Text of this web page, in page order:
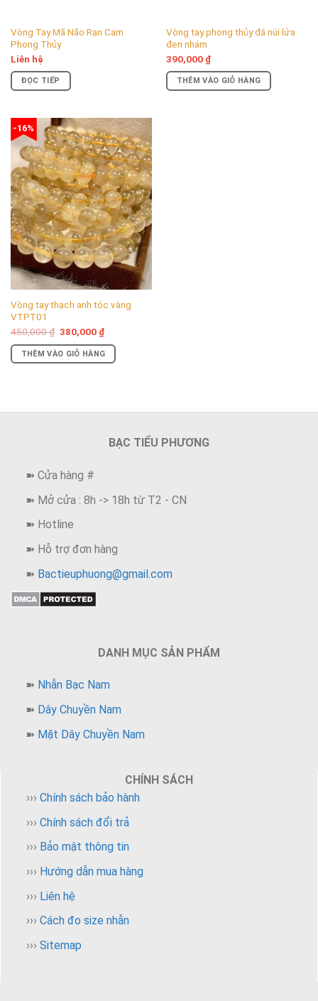
Vòng Tay Mã Não Rạn Cam
Phong Thủy
Liên hệ
ĐỌC TIẾP
Vòng tay phong thủy đá núi lửa
đen nhám
390,000 ₫
THÊM VÀO GIỎ HÀNG
-16%
Vòng tay thạch anh tóc vàng
VTPT01
450,000₫ Giá
là:
450,000 ₫.
380,000 ₫Giá
hiện
tại
là:
THÊM VÀO GIỎ HÀNG
BẠC TIỂU PHƯƠNG
➽ Cửa hàng #
➽ Mở cửa : 8h -> 18h từ T2 - CN
➽ Hotline
➽ Hỗ trợ đơn hàng
➽ Bactieuphuong@gmail.com
DANH MỤC SẢN PHẨM
➽ Nhẫn Bạc Nam
➽ Dây Chuyền Nam
➽ Mặt Dây Chuyền Nam
CHÍNH SÁCH
››› Chính sách bảo hành
››› Chính sách đổi trả
››› Bảo mật thông tin
››› Hướng dẫn mua hàng
››› Liên hệ
››› Cách đo size nhẫn
››› Sitemap